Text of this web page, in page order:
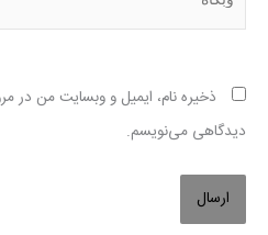
ذخیره نام، ایمیل و وبسایت من در
دیدگاهی می‌نویسم.